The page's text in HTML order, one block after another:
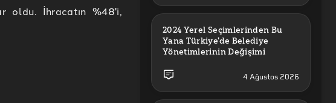
oldu. İhracatın %48'i,
2024 Yerel Seçimlerinden Bu
Yana Türkiye'de Belediye
Yönetimlerinin Değişimi
4 Ağustos 2026